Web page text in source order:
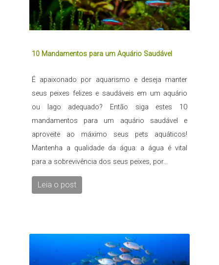
10 Mandamentos para um Aquário Saudável
É apaixonado por aquarismo e deseja manter
seus peixes felizes e saudáveis em um aquário
ou lago adequado? Então siga estes 10
mandamentos para um aquário saudável e
aproveite ao máximo seus pets aquáticos!
Mantenha a qualidade da água: a água é vital
para a sobrevivência dos seus peixes, por...
Leia o post